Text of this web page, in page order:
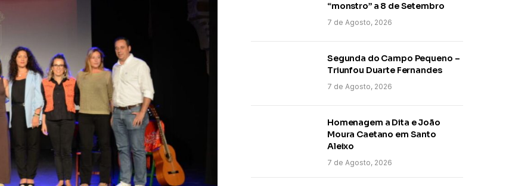
“monstro” a 8 de Setembro
7 de Agosto, 2026
Segunda do Campo Pequeno –
Triunfou Duarte Fernandes
7 de Agosto, 2026
Homenagem a Dita e João
Moura Caetano em Santo
Aleixo
7 de Agosto, 2026